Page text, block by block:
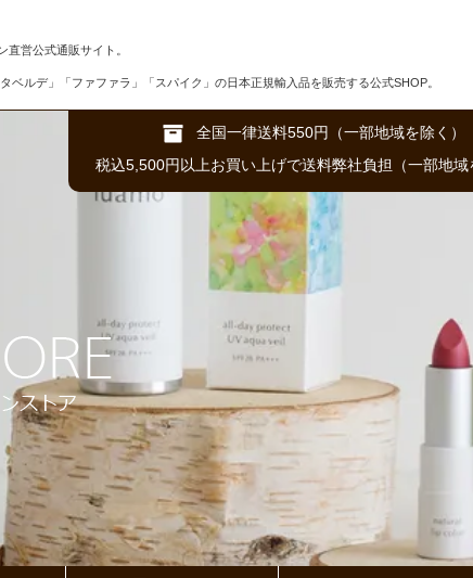
直営公式通販サイト。
ベルデ」「ファファラ」「スパイク」の日本正規輸入品を販売する公式SHOP。
全国一律送料550円（一部地域を除く）
税込5,500円以上お買い上げで送料弊社負担（一部地域